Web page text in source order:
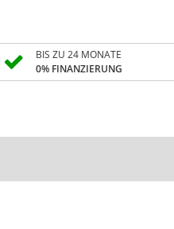
BIS ZU 24 MONATE
0% FINANZIERUNG